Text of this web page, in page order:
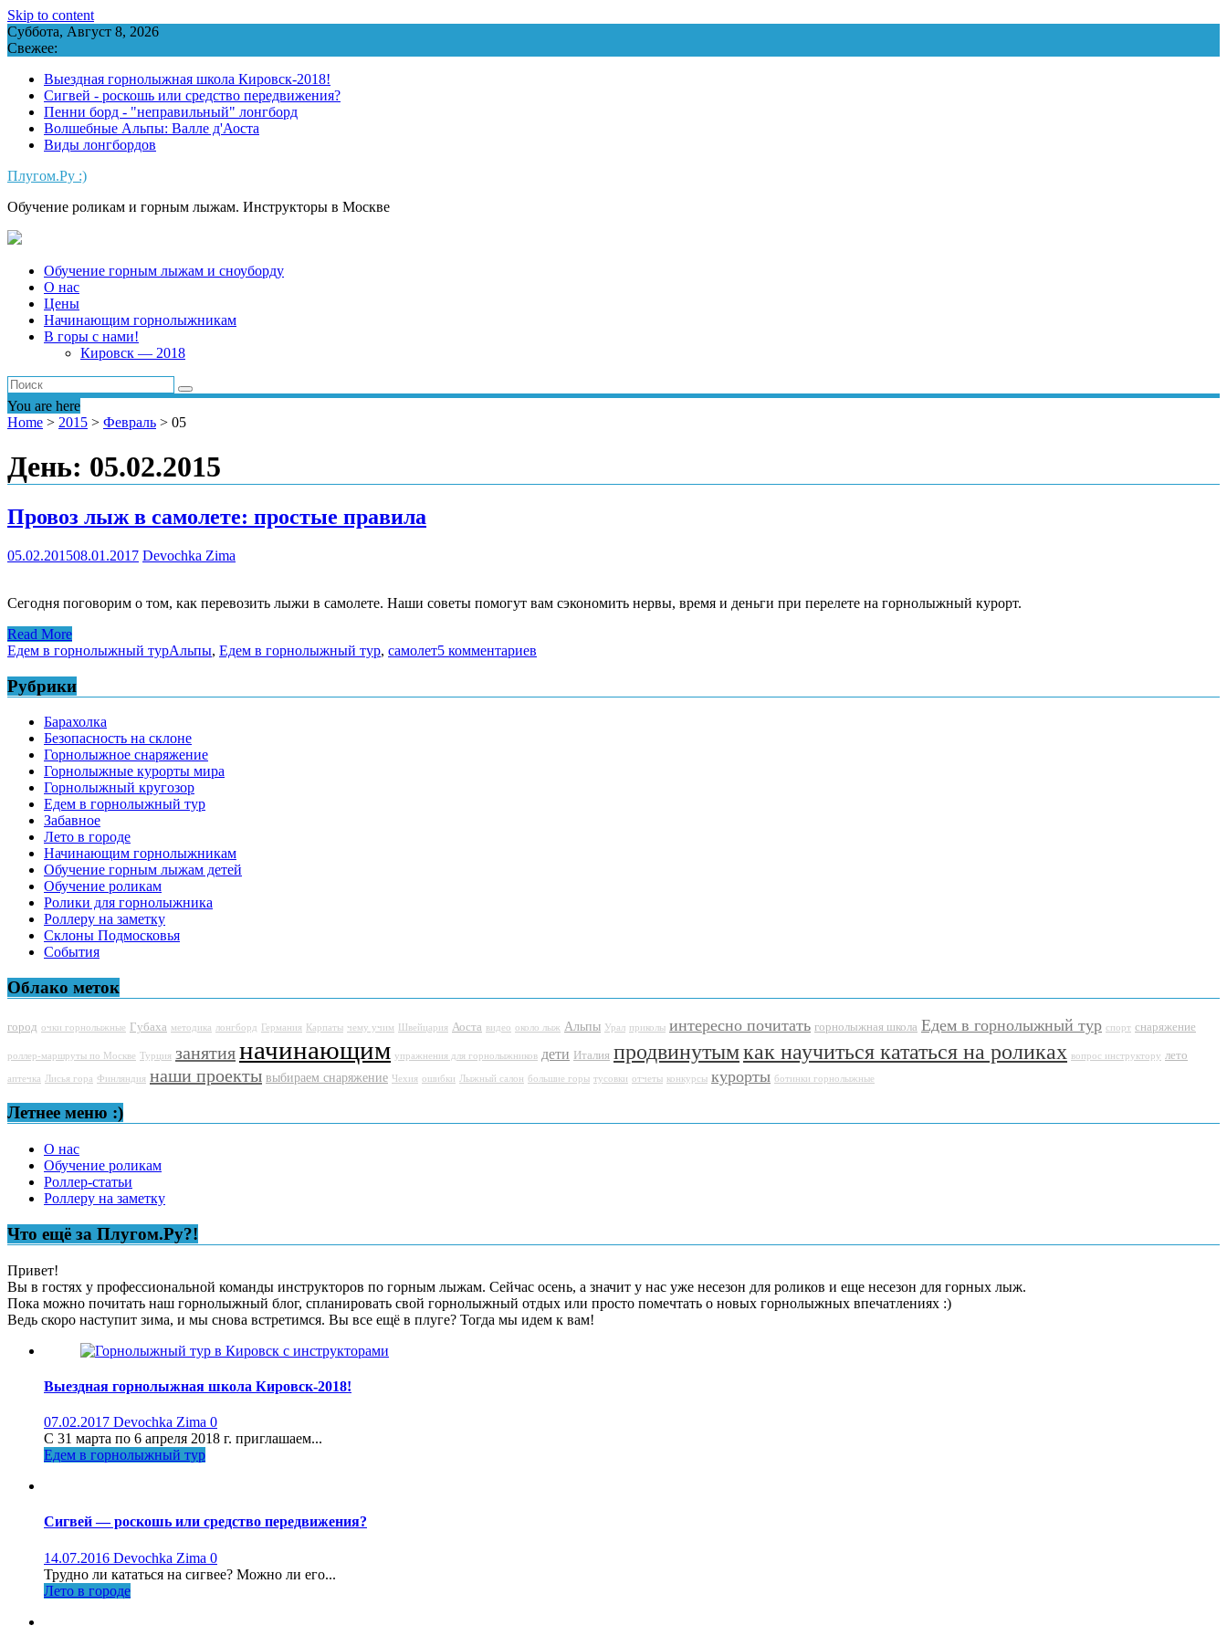
Skip to content
Суббота, Август 8, 2026
Свежее:
Выездная горнолыжная школа Кировск-2018!
Сигвей - роскошь или средство передвижения?
Пенни борд - "неправильный" лонгборд
Волшебные Альпы: Валле д'Аоста
Виды лонгбордов
Плугом.Ру :)
Обучение роликам и горным лыжам. Инструкторы в Москве
Обучение горным лыжам и сноуборду
О нас
Цены
Начинающим горнолыжникам
В горы с нами!
Кировск — 2018
You are here
Home > 2015 > Февраль > 05
День: 05.02.2015
Провоз лыж в самолете: простые правила
05.02.201508.01.2017 Devochka Zima
Сегодня поговорим о том, как перевозить лыжи в самолете. Наши советы помогут вам сэкономить нервы, время и деньги при перелете на горнолыжный курорт.
Read More
Едем в горнолыжный турАльпы, Едем в горнолыжный тур, самолет5 комментариев
Рубрики
Барахолка
Безопасность на склоне
Горнолыжное снаряжение
Горнолыжные курорты мира
Горнолыжный кругозор
Едем в горнолыжный тур
Забавное
Лето в городе
Начинающим горнолыжникам
Обучение горным лыжам детей
Обучение роликам
Ролики для горнолыжника
Роллеру на заметку
Склоны Подмосковья
События
Облако меток
город очки горнолыжные Губаха методика лонгборд Германия Карпаты чему учим Швейцария Аоста видео около лыж Альпы Урал приколы интересно почитать горнолыжная школа Едем в горнолыжный тур спорт снаряжение
роллер-маршруты по Москве Турция занятияначинающим упражнения для горнолыжников дети Италия продвинутымкак научиться кататься на роликах вопрос инструктору лето
аптечка Лисья гора Финляндия наши проекты выбираем снаряжение Чехия ошибки Лыжный салон большие горы тусовки отчеты конкурсы курорты ботинки горнолыжные
Летнее меню :)
О нас
Обучение роликам
Роллер-статьи
Роллеру на заметку
Что ещё за Плугом.Ру?!
Привет!
Вы в гостях у профессиональной команды инструкторов по горным лыжам. Сейчас осень, а значит у нас уже несезон для роликов и еще несезон для горных лыж.
Пока можно почитать наш горнолыжный блог, спланировать свой горнолыжный отдых или просто помечтать о новых горнолыжных впечатлениях :)
Ведь скоро наступит зима, и мы снова встретимся. Вы все ещё в плуге? Тогда мы идем к вам!
Выездная горнолыжная школа Кировск-2018!
07.02.2017 Devochka Zima 0
С 31 марта по 6 апреля 2018 г. приглашаем...
Едем в горнолыжный тур
Сигвей — роскошь или средство передвижения?
14.07.2016 Devochka Zima 0
Трудно ли кататься на сигвее? Можно ли его...
Лето в городе